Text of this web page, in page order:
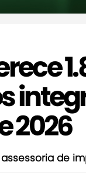
2026
de